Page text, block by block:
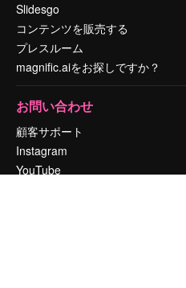
Slidesgo
コンテンツを販売する
プレスルーム
magnific.aiをお探しですか？
お問い合わせ
顧客サポート
Instagram
YouTube